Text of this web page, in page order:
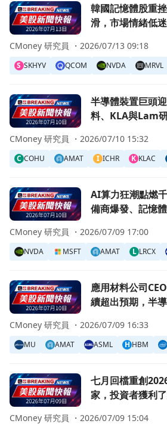
前往韓國記憶體股重挫！AI相關股票
韓國記憶體股重
滑，市場情緒低迷
S SKHYV QCOM NVDA MRVL
CMoney 研究員 ・ 2026/07/13 09:18
前往半導體裝置巨頭迎來需求旺季
半導體裝置巨頭
料、KLA與Lam
C COHU AMAT I ICHR K KLAC
CMoney 研究員 ・ 2026/07/10 15:32
前往AI算力狂潮點燃千兆半導體新
AI算力狂潮點燃
備商爆發、記憶
NVDA MSFT AMAT L LRCX
CMoney 研究員 ・ 2026/07/09 17:00
前往應用材料公司CEO預測AI投資
應用材料公司
續超出預期，半
MU AMAT ASML H HBM
CMoney 研究員 ・ 2026/07/09 16:33
前往七月回檔重創2026年上半年
七月回檔重創
家，投資者獲利
CMoney 研究員 ・ 2026/07/09 15:04